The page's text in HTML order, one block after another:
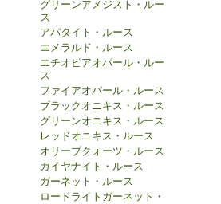
グリーンアメジスト・ルー
ス
アパタイト・ルース
エメラルド・ルース
エチオピアオパール・ルー
ス
ファイアオパール・ルース
ブラックオニキス・ルース
グリーンオニキス・ルース
レッドオニキス・ルース
オリーブクォーツ・ルース
カイヤナイト・ルース
ガーネット・ルース
ロードライトガーネット・